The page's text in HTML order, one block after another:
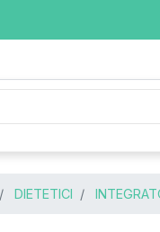
DIETETICI